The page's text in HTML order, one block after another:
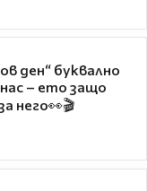
ден“ буквално
– ето защо
него👀🎬